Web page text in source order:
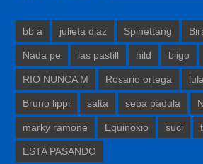
bb a julieta diaz Spinettang
Nada pe las pastill hild biigo
RIO NUNCA M Rosario ortega lula
Bruno lippi salta seba padula
marky ramone Equinoxio suci
ESTA PASANDO